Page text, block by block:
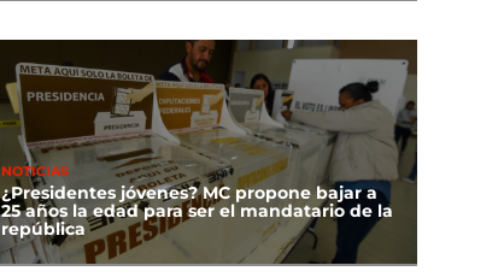
NOTICIAS
¿Presidentes jóvenes? MC propone bajar a
25 años la edad para ser el mandatario de la
república